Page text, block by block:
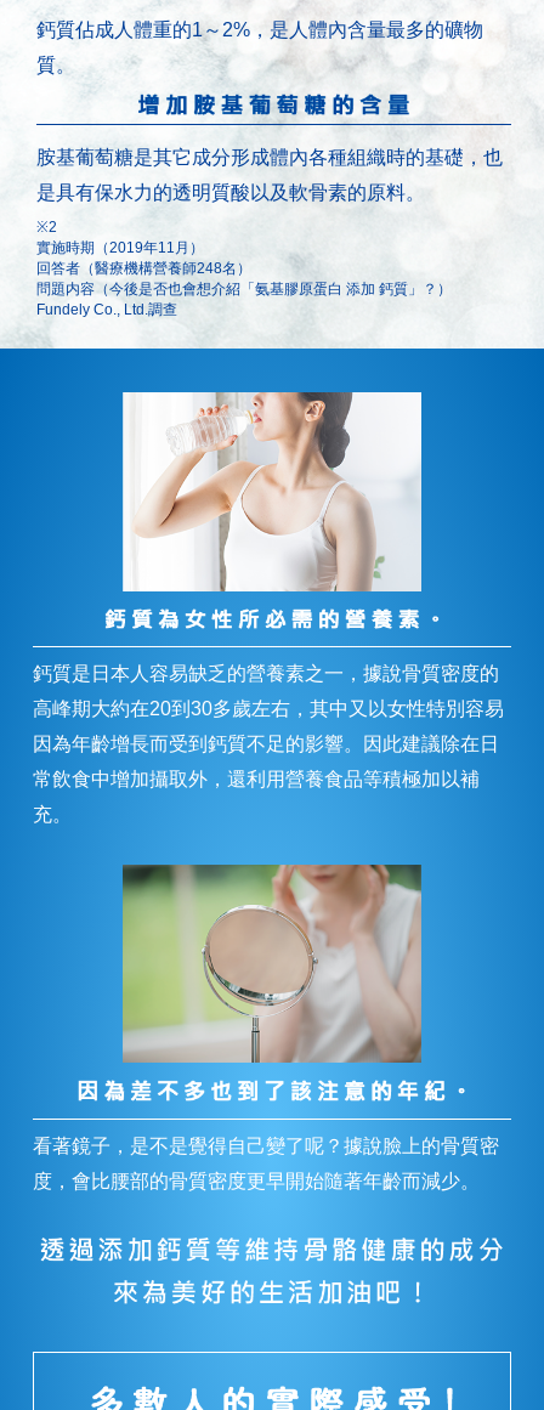
鈣質佔成人體重的1～2%，是人體內含量最多的礦物
質。
胺基葡萄糖是其它成分形成體內各種組織時的基礎，也
是具有保水力的透明質酸以及軟骨素的原料。
※2
實施時期（2019年11月）
回答者（醫療機構營養師248名）
問題内容（今後是否也會想介紹「氨基膠原蛋白 添加 鈣質」？）
Fundely Co., Ltd.調查
鈣質是日本人容易缺乏的營養素之一，據說骨質密度的
高峰期大約在20到30多歲左右，其中又以女性特別容易
因為年齡增長而受到鈣質不足的影響。因此建議除在日
常飲食中增加攝取外，還利用營養食品等積極加以補
充。
看著鏡子，是不是覺得自己變了呢？據說臉上的骨質密
度，會比腰部的骨質密度更早開始隨著年齡而減少。